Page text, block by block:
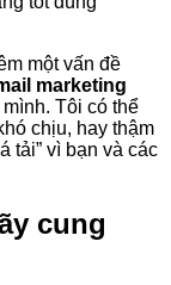
một vấn đề
marketing
Tôi có thể
chịu, hay thậm
tải” vì bạn và các
cung